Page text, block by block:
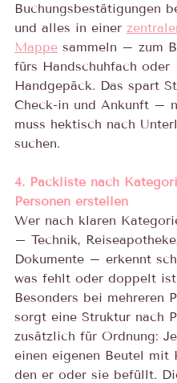
Buchungsbestätigungen
und alles in einer
Mappe sammeln – zum
fürs Handschuhfach oder
Handgepäck. Das spart
Check-in und Ankunft –
muss hektisch nach
suchen.
4. Packliste nach
Personen erstellen
Wer nach klaren
– Technik,
Dokumente – erkennt
was fehlt oder doppelt
Besonders bei mehreren
sorgt eine Struktur nach
zusätzlich für Ordnung:
einen eigenen Beutel mit
den er oder sie befüllt.